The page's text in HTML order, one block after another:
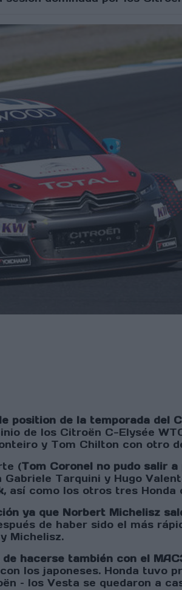
position de la temporada del
de los Citroën C-Elysée
y Tom Chilton con otro
(Tom Coronel no pudo salir
Tarquini y Hugo
, así como los otros tres
ya que Norbert Michelisz
de haber sido el más
Michelisz.
hacerse también con el
los japoneses. Honda tuvo
– los Vesta se quedaron a